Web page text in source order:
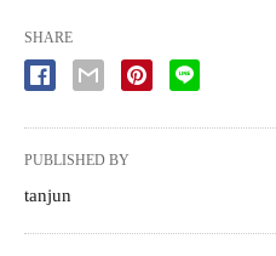
SHARE
PUBLISHED BY
tanjun